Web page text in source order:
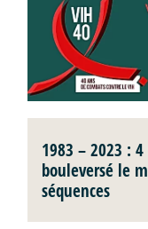
1983 – 2023 :
bouleversé le
séquences